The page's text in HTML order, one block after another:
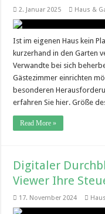
2. Januar 2025 Haus &
Ist im eigenen Haus kein
kurzerhand in den Garten
Verwandte bei sich
Gästezimmer einrichten
besonderen
erfahren Sie hier. Größe
Read More »
Digitaler
Viewer Ihre
17. November 2024